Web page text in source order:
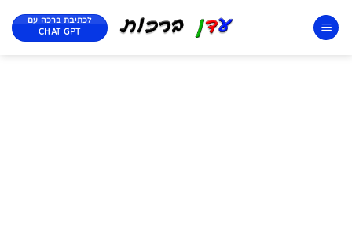
לכתיבת ברכה עם
CHAT GPT